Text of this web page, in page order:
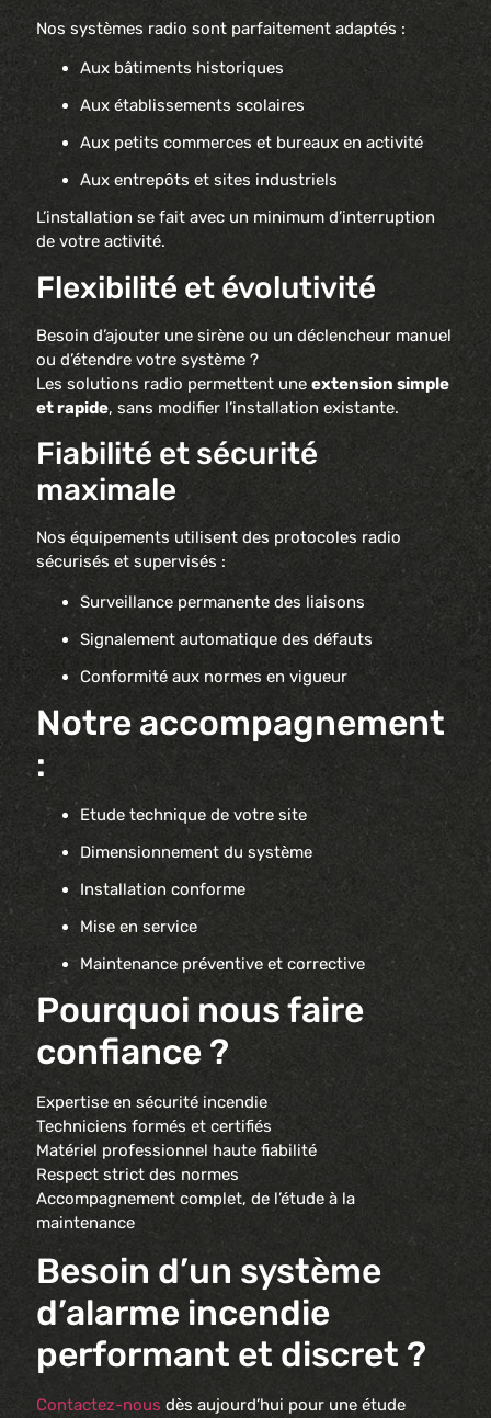
Nos systèmes radio sont parfaitement adaptés :
Aux bâtiments historiques
Aux établissements scolaires
Aux petits commerces et bureaux en activité
Aux entrepôts et sites industriels
L’installation se fait avec un minimum d’interruption
de votre activité.
Flexibilité et évolutivité
Besoin d’ajouter une sirène ou un déclencheur manuel
ou d’étendre votre système ?
Les solutions radio permettent uneextension simple
et rapide, sans modifier l’installation existante.
Fiabilité et sécurité
maximale
Nos équipements utilisent des protocoles radio
sécurisés et supervisés :
Surveillance permanente des liaisons
Signalement automatique des défauts
Conformité aux normes en vigueur
Notre accompagnement
:
Etude technique de votre site
Dimensionnement du système
Installation conforme
Mise en service
Maintenance préventive et corrective
Pourquoi nous faire
confiance ?
Expertise en sécurité incendie
Techniciens formés et certifiés
Matériel professionnel haute fiabilité
Respect strict des normes
Accompagnement complet, de l’étude à la
maintenance
Besoin d’un système
d’alarme incendie
performant et discret ?
Contactez-nousdès aujourd’hui pour une étude